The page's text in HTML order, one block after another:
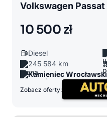
10 500 zł
Diesel
245 584 km
Kamieniec
Zobacz oferty: